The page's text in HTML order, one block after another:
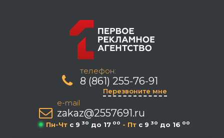
телефон:
8 (861) 255-76-91
Перезвоните мне
e-mail
zakaz@2557691.ru
Пн-Чт c 9 30 до 17 00 - Пт c 9 30 до 16 00